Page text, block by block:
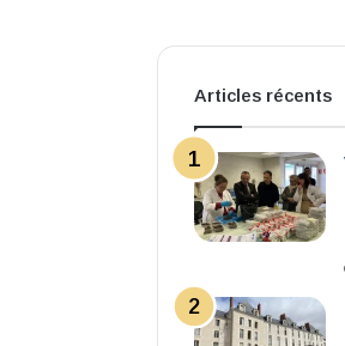
Articles récents